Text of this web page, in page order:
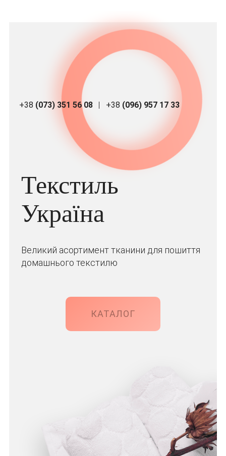
+38 (073) 351 56 08 +38 (096) 957 17 33
Текстиль
Україна
Великий асортимент тканини для пошиття
домашнього текстилю
КАТАЛОГ